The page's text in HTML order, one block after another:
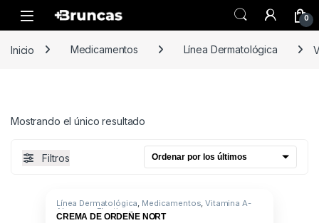
Skip to navigation
Skip to content
0
Inicio Medicamentos Línea Dermatológica
Mostrando el único resultado
Filtros
Línea Dermatológica, Medicamentos,Vitamina A-
Aloe vera-Elastina
CREMA DE ORDEÑE NORT